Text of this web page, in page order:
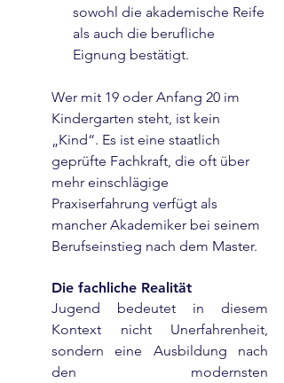
sowohl die akademische Reife
als auch die berufliche
Eignung bestätigt.
Wer mit 19 oder Anfang 20 im
Kindergarten steht, ist kein
„Kind“. Es ist eine staatlich
geprüfte Fachkraft, die oft über
mehr einschlägige
Praxiserfahrung verfügt als
mancher Akademiker bei seinem
Berufseinstieg nach dem Master.
Die fachliche Realität
Jugend bedeutet in diesem
Kontext nicht Unerfahrenheit,
sondern eine Ausbildung nach
den modernsten